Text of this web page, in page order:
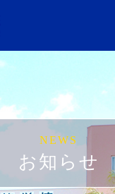
NEWS
お知らせ